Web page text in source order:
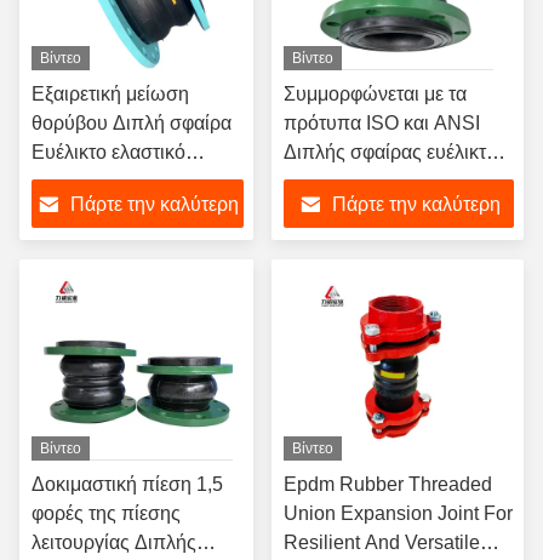
Βίντεο
Εξαιρετική μείωση
θορύβου Διπλή σφαίρα
Ευέλικτο ελαστικό
αρθρό Εύκολη
εγκατάσταση
Τυποποιημένες
Αειφόρος απόδοση
Πάρτε την καλύτερη
Βίντεο
Συμμορφώνεται με τα
πρότυπα ISO και ANSI
Διπλής σφαίρας ευέλικτη
ελαστική κοινή καουτσούκ
απορρόφηση κρουσμάτων
ANSI NSF 61
βιομηχανικές εφαρμογές
Πάρτε την καλύτερη
Βίντεο
Δοκιμαστική πίεση 1,5
φορές της πίεσης
λειτουργίας Διπλής
Βίντεο
Epdm Rubber Threaded
Union Expansion Joint For
Resilient And Versatile